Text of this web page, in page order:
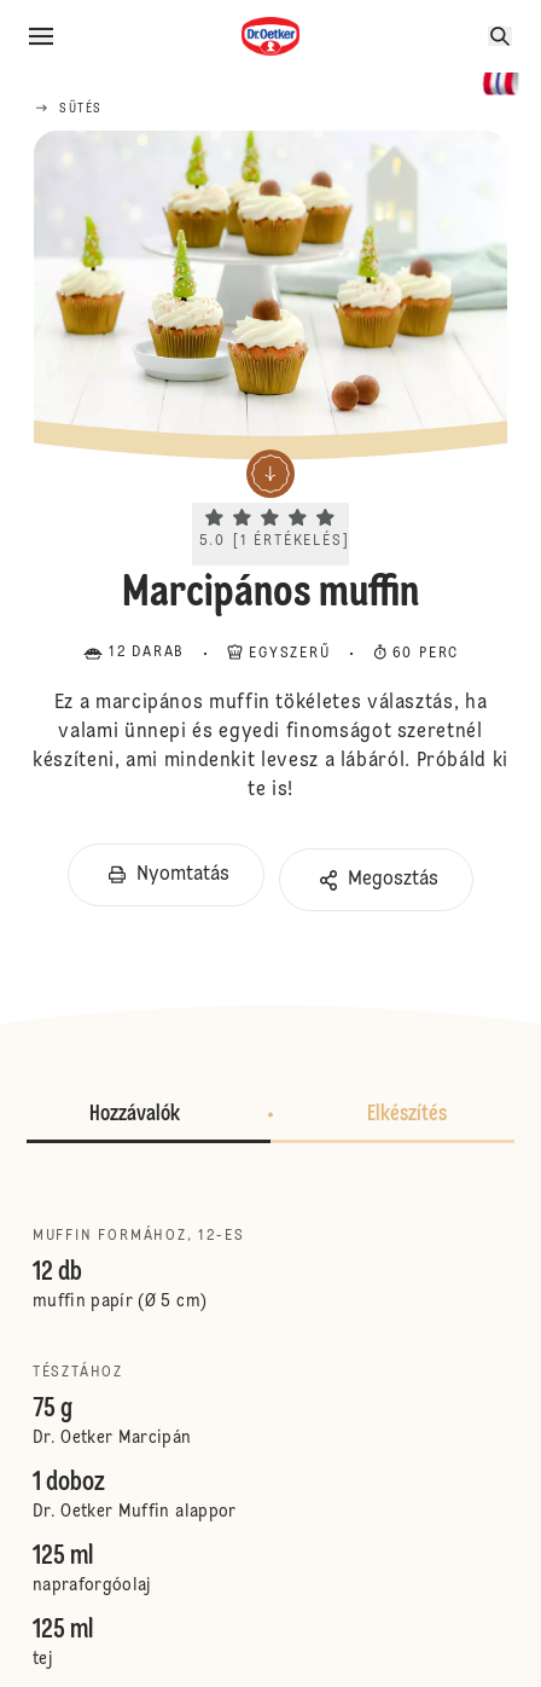
SÜTÉS
Current rating 5.0. Click to rate.
5.0 1 ÉRTÉKELÉS
Marcipános muffin
12 DARAB EGYSZERŰ 60 PERC
Ez a marcipános muffin tökéletes választás, ha
valami ünnepi és egyedi finomságot szeretnél
készíteni, ami mindenkit levesz a lábáról. Próbáld ki
te is!
Nyomtatás Megosztás
Hozzávalók Elkészítés
MUFFIN FORMÁHOZ, 12-ES
12 db
muffin papír (Ø 5 cm)
TÉSZTÁHOZ
75 g
Dr. Oetker Marcipán
1 doboz
Dr. Oetker Muffin alappor
125 ml
napraforgóolaj
125 ml
tej